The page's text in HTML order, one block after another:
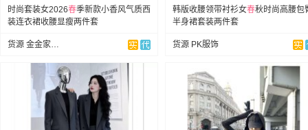
时尚套装女2026春季新款小香风气质西
装连衣裙收腰显瘦两件套
货源 金金家-承接订单
韩版收腰领带衬衫女春秋时尚高腰包
半身裙套装两件套
货源 PK服饰